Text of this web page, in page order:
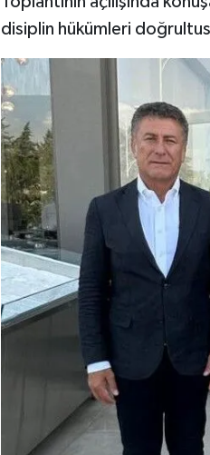
disiplin hükümleri